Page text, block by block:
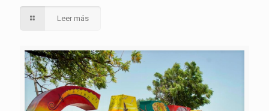
Leer más